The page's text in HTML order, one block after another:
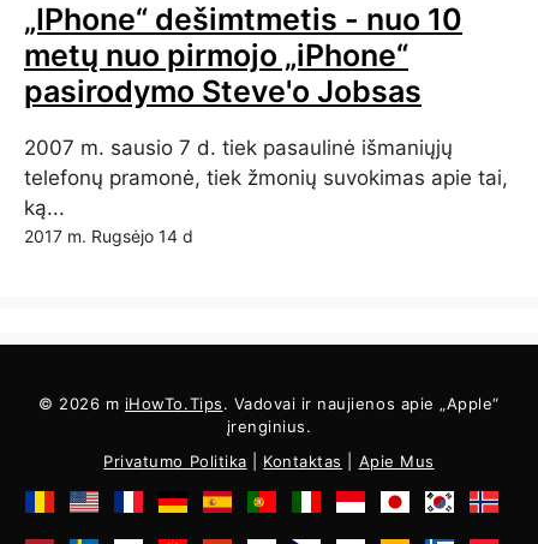
„IPhone“ dešimtmetis - nuo 10
metų nuo pirmojo „iPhone“
pasirodymo Steve'o Jobsas
2007 m. sausio 7 d. tiek pasaulinė išmaniųjų
telefonų pramonė, tiek žmonių suvokimas apie tai,
ką...
2017 m. Rugsėjo 14 d
© 2026 m iHowTo.Tips. Vadovai ir naujienos apie „Apple“
įrenginius.
Privatumo Politika
Kontaktas Apie Mus